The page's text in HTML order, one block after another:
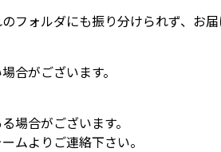
フォルダにも振り分けられず、お
合がございます。
場合がございます。
ムよりご連絡下さい。